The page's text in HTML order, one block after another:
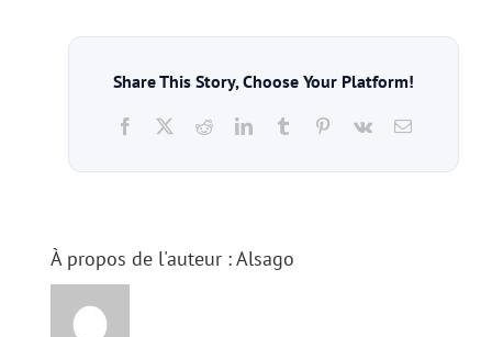
entreprise
Share This Story, Choose Your Platform!
Facebook
Facebook
XX (Twitter)
Reddit
RedditLinkedIn
LinkedInTumblr
Tumblr Pinterest
Pinterest
Vk
Vk Email
Email
À propos de l'auteur :Alsago